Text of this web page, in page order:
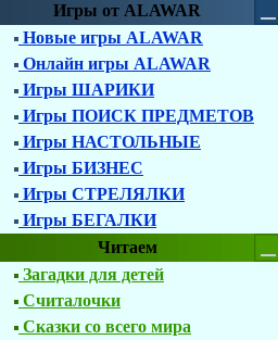
Игры от ALAWAR
Новые игры ALAWAR
Онлайн игры ALAWAR
Игры ШАРИКИ
Игры ПОИСК ПРЕДМЕТОВ
Игры НАСТОЛЬНЫЕ
Игры БИЗНЕС
Игры СТРЕЛЯЛКИ
Игры БЕГАЛКИ
Читаем
Загадки для детей
Считалочки
Сказки со всего мира